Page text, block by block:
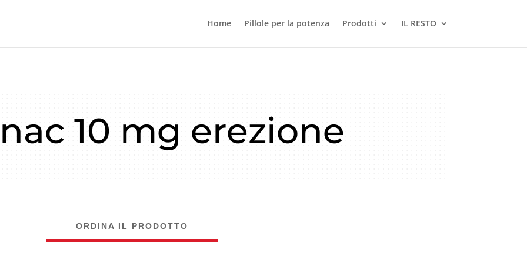
Home Pillole per la potenza Prodotti IL RESTO
10 mg erezione
ORDINA IL PRODOTTO